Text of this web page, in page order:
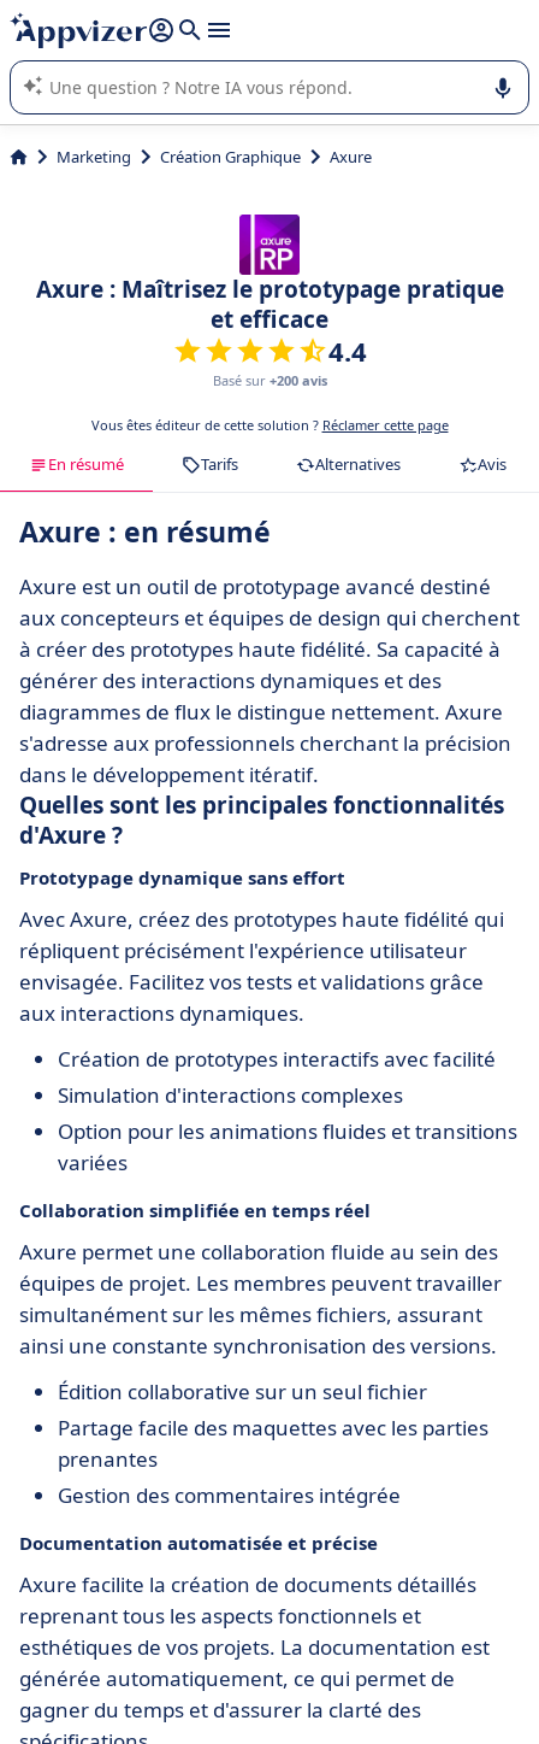
répondre (plusieurs lignes avec
L'IA de Appvizer vous guide dans l'utilisation ou la sélection de
logiciel SaaS en entreprise.
Marketing Création Graphique Axure
Axure : Maîtrisez le prototypage pratique
et efficace
4.4
Basé sur +200 avis
Vous êtes éditeur de cette solution ? Réclamer cette page
En résumé Tarifs Alternatives Avis
Axure : en résumé
Axure est un outil de prototypage avancé destiné
aux concepteurs et équipes de design qui cherchent
à créer des prototypes haute fidélité. Sa capacité à
générer des interactions dynamiques et des
diagrammes de flux le distingue nettement. Axure
s'adresse aux professionnels cherchant la précision
dans le développement itératif.
Quelles sont les principales fonctionnalités
d'Axure ?
Prototypage dynamique sans effort
Avec Axure, créez des prototypes haute fidélité qui
répliquent précisément l'expérience utilisateur
envisagée. Facilitez vos tests et validations grâce
aux interactions dynamiques.
Création de prototypes interactifs avec facilité
Simulation d'interactions complexes
Option pour les animations fluides et transitions
variées
Collaboration simplifiée en temps réel
Axure permet une collaboration fluide au sein des
équipes de projet. Les membres peuvent travailler
simultanément sur les mêmes fichiers, assurant
ainsi une constante synchronisation des versions.
Édition collaborative sur un seul fichier
Partage facile des maquettes avec les parties
prenantes
Gestion des commentaires intégrée
Documentation automatisée et précise
Axure facilite la création de documents détaillés
reprenant tous les aspects fonctionnels et
esthétiques de vos projets. La documentation est
générée automatiquement, ce qui permet de
gagner du temps et d'assurer la clarté des